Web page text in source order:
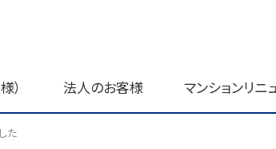
） 法人のお客様 マンションリニ
た